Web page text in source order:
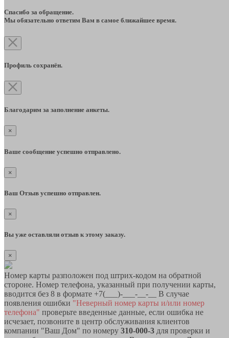
Спасибо за обращение.
Мы обязательно ответим Вам в самое ближайшее время.
Профиль сохранён.
Благодарим за заполнение анкеты.
×
Ваше сообщение успешно отправлено.
×
Ваш Отзыв успешно отправлен.
×
Вы уже оставляли отзыв к этому заказу.
×
Номер карты разположен под штрих-кодом на обратной
стороне. Номер телефона, указанный при получении карты,
вводится без 8 в формате +7(___)-___-__-__ В случае
появления ошибки "Неверный номер карты и/или номер
телефона" проверьте введенные данные, если ошибка не
исчезает, позвоните в центр обслуживания клиентов
компании "Ваш Дом" по номеру 310-000-3 для проверки и